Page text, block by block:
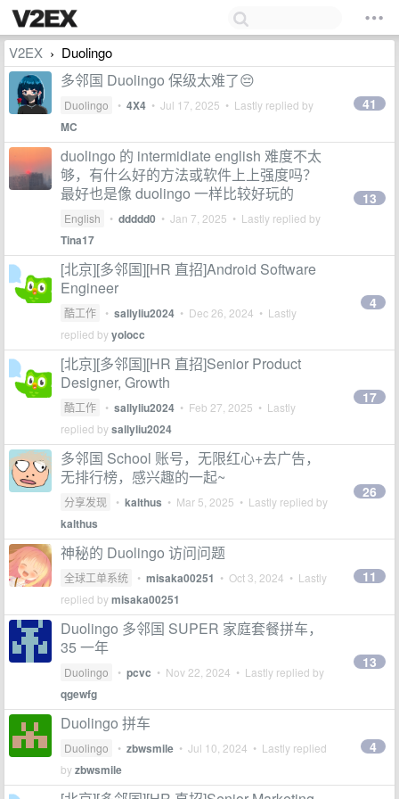
V2EX › Duolingo
多邻国 Duolingo 保级太难了😔
Duolingo • 4X4 • Jul 17, 2025 • Lastly replied by
MC
41
duolingo 的 intermidiate english 难度不太
够，有什么好的方法或软件上上强度吗？
最好也是像 duolingo 一样比较好玩的
English • ddddd0 • Jan 7, 2025 • Lastly replied by
Tina17
13
[北京][多邻国][HR 直招]Android Software
Engineer
酷工作 • sallyliu2024 • Dec 26, 2024 • Lastly
replied byyolocc
4
[北京][多邻国][HR 直招]Senior Product
Designer, Growth
酷工作 • sallyliu2024 • Feb 27, 2025 • Lastly
replied bysallyliu2024
17
多邻国 School 账号，无限红心+去广告，
无排行榜，感兴趣的一起~
分享发现 • kalthus • Mar 5, 2025 • Lastly replied by
kalthus
26
神秘的 Duolingo 访问问题
全球工单系统 • misaka00251 • Oct 3, 2024 • Lastly
replied bymisaka00251
11
Duolingo 多邻国 SUPER 家庭套餐拼车，
35 一年
Duolingo • pcvc • Nov 22, 2024 • Lastly replied by
qgewfg
13
Duolingo 拼车
Duolingo • zbwsmile • Jul 10, 2024 • Lastly replied
byzbwsmile
4